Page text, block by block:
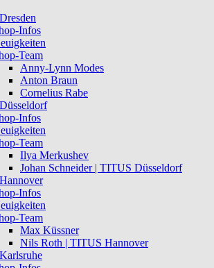
Infos
Team
Anny-Lynn Modes
Anton Braun
Cornelius Rabe
Infos
Team
Ilya Merkushev
Johan Schneider | TITUS Düsseldorf
Infos
Team
Max Küssner
Nils Roth | TITUS Hannover